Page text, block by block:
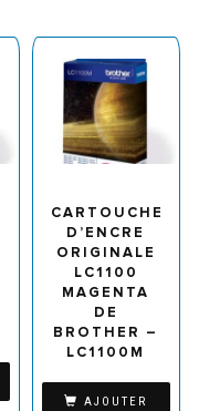
CARTOUCHE
D’ENCRE
ORIGINALE
LC1100
MAGENTA
DE
BROTHER –
LC1100M
AJOUTER